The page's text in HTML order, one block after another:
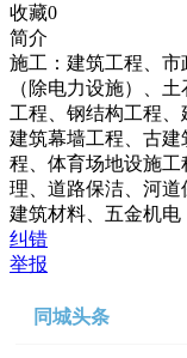
收藏0
简介
施工：建筑工程、
（除电力设施）、
工程、钢结构工程、
建筑幕墙工程、古
程、体育场地设施
理、道路保洁、河道
建筑材料、五金机电
纠错
举报
同城头条